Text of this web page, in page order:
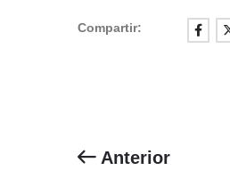
Compartir:
Anterior